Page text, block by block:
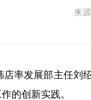
来
率发展部主任刘
的创新实践。